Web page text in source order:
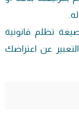
تظلم قانونية
عن اعتراضك